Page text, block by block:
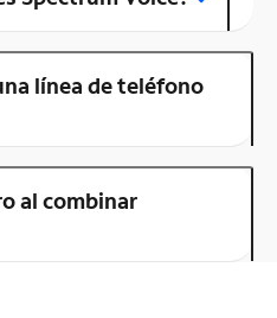
línea de teléfono
al combinar